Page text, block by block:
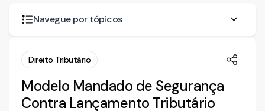
Navegue por tópicos
Para que serve este Modelo Mandado de segurança
contra lançamento tributário (ISS)?
Qual o prazo para impetrar este Modelo Mandado de
segurança contra lançamento tributário (ISS)?
Direito Tributário
Modelo Mandado de Segurança
Contra Lançamento Tributário